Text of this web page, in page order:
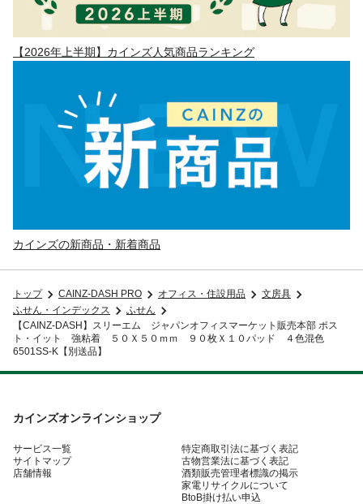
【2026年上半期】カインズ人気商品ランキング
カインズの新商品・新着商品
トップ CAINZ-DASH PRO オフィス・住設用品
文房具
ふせん・インデックス
ふせん
【CAINZ-DASH】スリーエム ジャパンオフィスマーケット販売本部 ポス
ト・イット 強粘着 ５０Ｘ５０ｍｍ ９０枚Ｘ１０パッド ４色混色
6501SS-K【別送品】
カインズオンラインショップ
サービス一覧
サイトマップ
店舗情報
特定商取引法に基づく表記
古物営業法に基づく表記
酒類販売管理者標識の掲示
家電リサイクルについて
BtoB掛け払い申込